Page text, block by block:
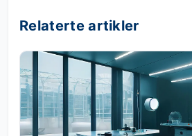
Relaterte artikler